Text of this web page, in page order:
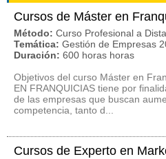
Cursos de Máster en
Método: Curso Profesional a
Temática: Gestión de Empresas
Duración: 600 horas horas
Objetivos del curso Máster en
EN FRANQUICIAS tiene por
de las empresas que buscan
competencia, tanto d...
Cursos de Experto en